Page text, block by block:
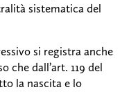
sistematica del
si registra anche
che dall’art. 119 del
la nascita e lo